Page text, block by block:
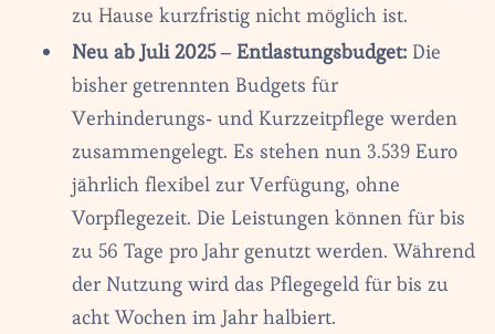
zu Hause kurzfristig nicht möglich ist.
Neu ab Juli 2025 – Entlastungsbudget:Die
bisher getrennten Budgets für
Verhinderungs- und Kurzzeitpflege werden
zusammengelegt. Es stehen nun 3.539 Euro
jährlich flexibel zur Verfügung, ohne
Vorpflegezeit. Die Leistungen können für bis
zu 56 Tage pro Jahr genutzt werden. Während
der Nutzung wird das Pflegegeld für bis zu
acht Wochen im Jahr halbiert.